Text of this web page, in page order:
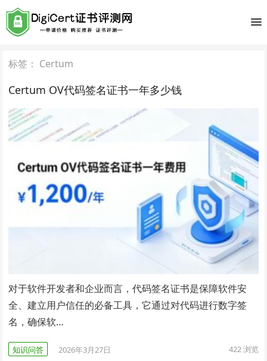
标签： Certum
Certum OV代码签名证书一年多少钱
对于软件开发者和企业而言，代码签名证书是保障软件安
全、建立用户信任的必备工具，它通过对代码进行数字签
名，确保软…
知识问答 2026年3月27日 422浏览